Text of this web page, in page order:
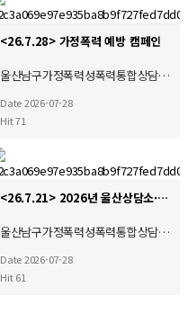
<26.7.28> 가정폭력 예방 캠페인
울산남구가정폭력성폭력통합상담…
Date 2026-07-28
Hit 71
<26.7.21> 2026년 울산상담소·시설협의회 제4차 운영위원회 및 간담회 참석
울산남구가정폭력성폭력통합상담…
Date 2026-07-28
Hit 61